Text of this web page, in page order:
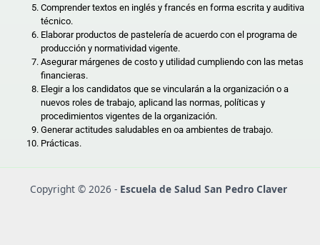
Comprender textos en inglés y francés en forma escrita y auditiva
técnico.
Elaborar productos de pastelería de acuerdo con el programa de
producción y normatividad vigente.
Asegurar márgenes de costo y utilidad cumpliendo con las metas
financieras.
Elegir a los candidatos que se vincularán a la organización o a
nuevos roles de trabajo, aplicand las normas, políticas y
procedimientos vigentes de la organización.
Generar actitudes saludables en oa ambientes de trabajo.
Prácticas.
Copyright © 2026 - Escuela de Salud San Pedro Claver